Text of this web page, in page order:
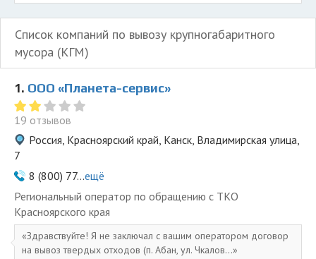
Список компаний по вывозу крупногабаритного
мусора (КГМ)
1. ООО «Планета-сервис»
19 отзывов
Россия, Красноярский край, Канск, Владимирская улица,
7
8 (800) 77...ещё
Региональный оператор по обращению с ТКО
Красноярского края
Здравствуйте! Я не заключал с вашим оператором договор
на вывоз твердых отходов (п. Абан, ул. Чкалов...